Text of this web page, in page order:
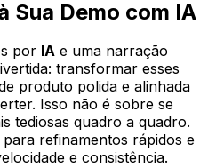
Sua Demo com IA
por IA e uma narração
transformar esses
produto polida e alinhada
Isso não é sobre se
tediosas quadro a quadro.
para refinamentos rápidos e
e consistência.